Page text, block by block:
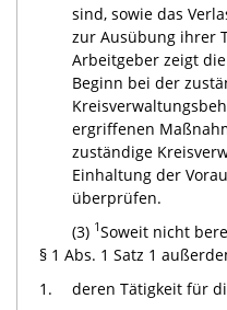
sind, sowie das
zur Ausübung ihrer
Arbeitgeber zeigt
Beginn bei der
ergriffenen
zuständige
Einhaltung der
überprüfen.
(3) 1Soweit nicht
§ 1 Abs. 1 Satz 1
1.
deren Tätigkeit für